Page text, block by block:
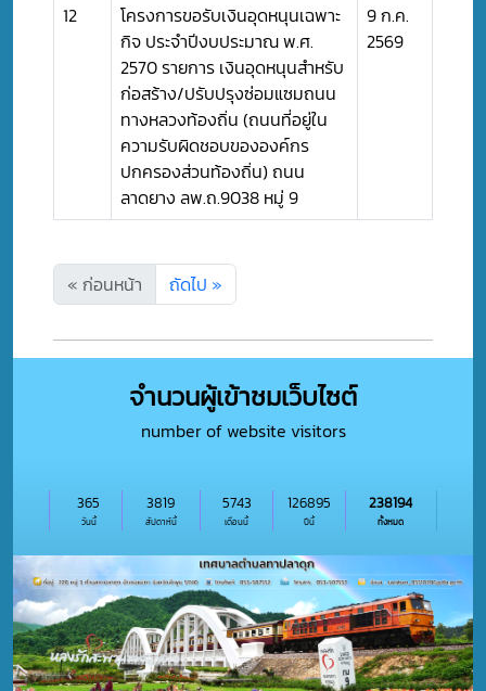
12
โครงการขอรับเงินอุดหนุนเฉพาะ
กิจ ประจำปีงบประมาณ พ.ศ.
2570 รายการ เงินอุดหนุนสำหรับ
ก่อสร้าง/ปรับปรุงซ่อมแซมถนน
ทางหลวงท้องถิ่น (ถนนที่อยู่ใน
ความรับผิดชอบขององค์กร
ปกครองส่วนท้องถิ่น) ถนน
ลาดยาง ลพ.ถ.9038 หมู่ 9
9 ก.ค.
2569
« ก่อนหน้า ถัดไป »
จำนวนผู้เข้าชมเว็บไซต์
number of website visitors
วันนี้
365
สัปดาห์นี้
3819
เดือนนี้
5743
ปีนี้
126895
ทั้งหมด
238194